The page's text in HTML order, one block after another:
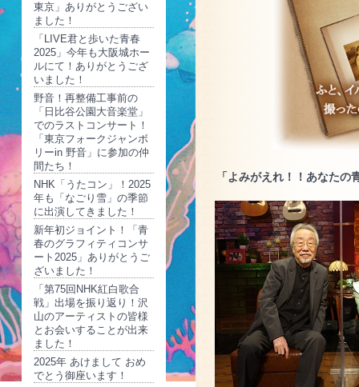
東京」ありがとうござい
ました！
「LIVE君と歩いた青春
2025」今年も大阪城ホー
ルにて！ありがとうござ
いました！
野音！再整備工事前の
「日比谷公園大音楽堂」
でのラストコンサート！
「東京フォークジャンボ
リーin 野音」に参加の仲
間たち！
NHK「うたコン」！2025
年も「なごり雪」の季節
に出演してきました！
新年初ジョイント！「青
春のグラフィティコンサ
ート2025」ありがとうご
ざいました！
「第75回NHK紅白歌合
戦」出場を振り返り！沢
山のアーティストの皆様
とお会いすることが出来
ました！
2025年 あけまして おめ
でとう御座います！
「よみがえれ！！あなた